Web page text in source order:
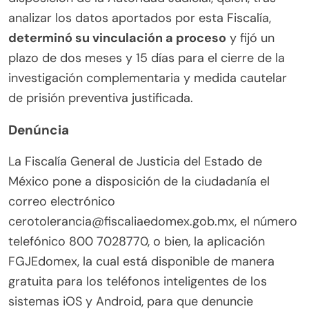
analizar los datos aportados por esta Fiscalía,
determinó su vinculación a proceso y fijó un
plazo de dos meses y 15 días para el cierre de la
investigación complementaria y medida cautelar
de prisión preventiva justificada.
Denúncia
La Fiscalía General de Justicia del Estado de
México pone a disposición de la ciudadanía el
correo electrónico
cerotolerancia@fiscaliaedomex.gob.mx, el número
telefónico 800 7028770, o bien, la aplicación
FGJEdomex, la cual está disponible de manera
gratuita para los teléfonos inteligentes de los
sistemas iOS y Android, para que denuncie